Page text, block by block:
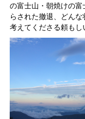
の富士山・朝焼けの
らされた撤退、どん
考えてくださる頼もし